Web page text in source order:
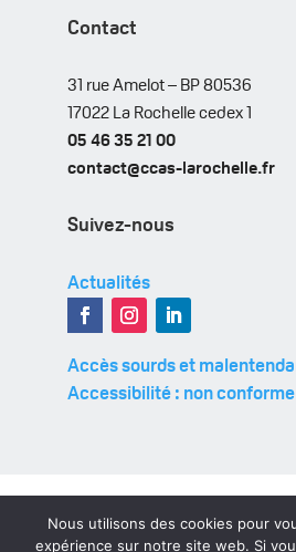
Contact
31 rue Amelot – BP 80536
17022 La Rochelle cedex 1
05 46 35 21 00
contact@ccas-larochelle.fr
Suivez-nous
Actualités
Accès sourds et
Accessibilité : non conforme
©Copyright 2021 – Créé par
Nous utilisons des cookies pour
expérience sur notre site web. Si